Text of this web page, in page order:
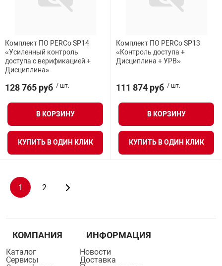
Комплект ПО PERCo SP14
«Усиленный контроль
доступа с верификацией +
Дисциплина»
128 765 руб / шт.
В КОРЗИНУ
КУПИТЬ В ОДИН КЛИК
Комплект ПО PERCo SP13
«Контроль доступа +
Дисциплина + УРВ»
111 874 руб / шт.
В КОРЗИНУ
КУПИТЬ В ОДИН КЛИК
1 2
КОМПАНИЯ
Каталог
Сервисы
ИНФОРМАЦИЯ
Новости
Доставка